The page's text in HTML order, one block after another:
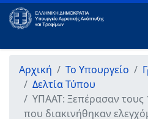
Αρχική Το Υπουργείο
Δελτία Τύπου
ΥΠΑΑΤ: Ξεπέρασαν τους
που διακινήθηκαν